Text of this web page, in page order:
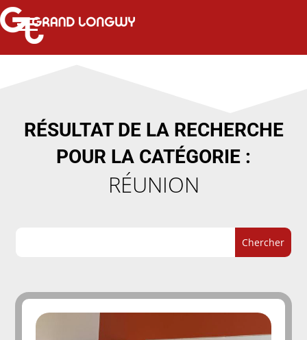
RÉSULTAT DE LA RECHERCHE
POUR LA CATÉGORIE :
RÉUNION